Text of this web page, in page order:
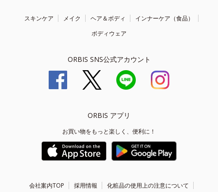
スキンケア メイク ヘア＆ボディ
インナーケア（食品）
ボディウェア
ORBIS SNS公式アカウント
ORBIS アプリ
お買い物をもっと楽しく、便利に！
会社案内TOP 採用情報 化粧品の使用上の注意について